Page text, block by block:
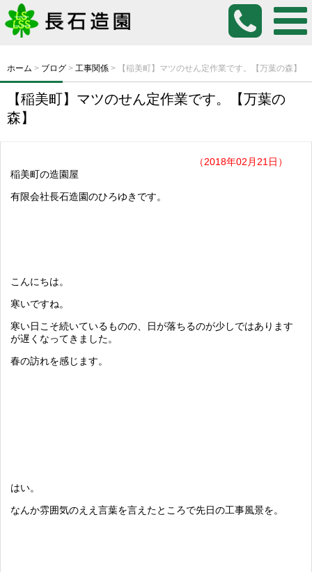
ホーム > ブログ > 工事関係 > 【稲美町】マツのせん定作業です。【万葉の森】
【稲美町】マツのせん定作業です。【万葉の
森】
（2018年02月21日）
稲美町の造園屋
有限会社長石造園のひろゆきです。
こんにちは。
寒いですね。
寒い日こそ続いているものの、日が落ちるのが少しではあります
が遅くなってきました。
春の訪れを感じます。
はい。
なんか雰囲気のええ言葉を言えたところで先日の工事風景を。